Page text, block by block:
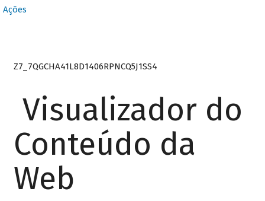
Ações
Z7_7QGCHA41L8D1406RPNCQ5J1SS4
Visualizador do
Conteúdo da
Web